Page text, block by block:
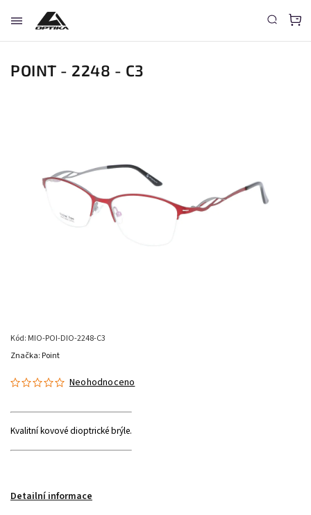
POINT - 2248 - C3
Kód: MIO-POI-DIO-2248-C3
Neohodnoceno
Kvalitní kovové dioptrické brýle.
Detailní informace
Značka: Point